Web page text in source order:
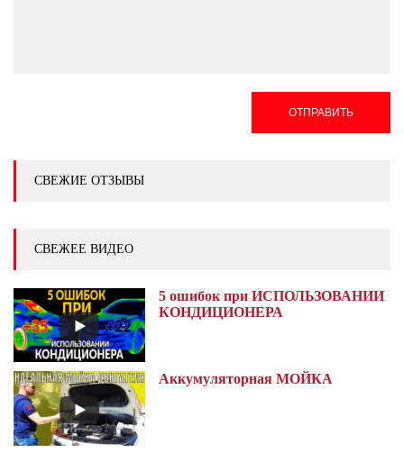
ОТПРАВИТЬ
СВЕЖИЕ ОТЗЫВЫ
СВЕЖЕЕ ВИДЕО
5 ошибок при ИСПОЛЬЗОВАНИИ
КОНДИЦИОНЕРА
Аккумуляторная МОЙКА